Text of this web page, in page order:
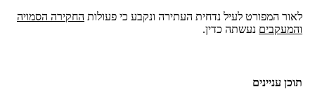
לאור המפורט לעיל נדחית העתירה ונקבע כי פעולות החקירה הסמויה
והמעקבים נעשתה כדין.
תוכן עניינים